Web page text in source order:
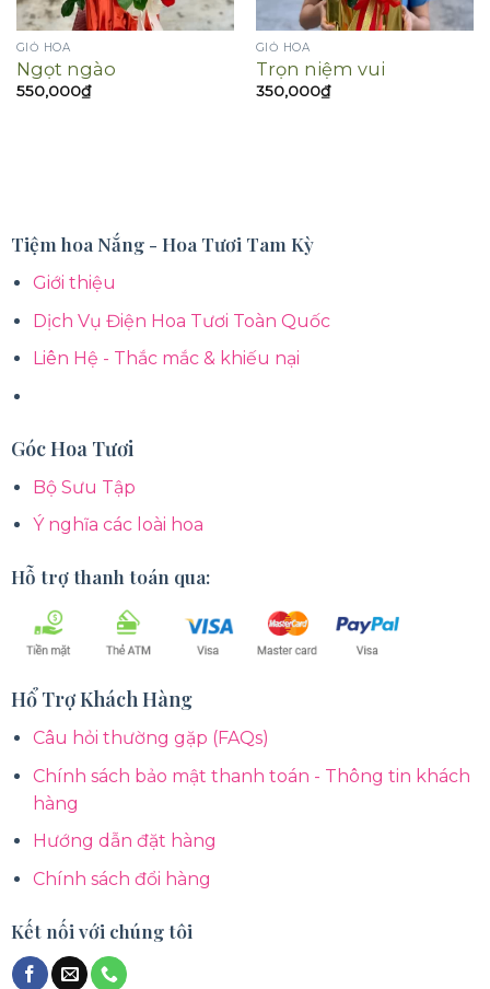
GIỎ HOA
Ngọt ngào
550,000₫
GIỎ HOA
Trọn niệm vui
350,000₫
Tiệm hoa Nắng - Hoa Tươi Tam Kỳ
Giới thiệu
Dịch Vụ Điện Hoa Tươi Toàn Quốc
Liên Hệ - Thắc mắc & khiếu nại
Góc Hoa Tươi
Bộ Sưu Tập
Ý nghĩa các loài hoa
Hỗ trợ thanh toán qua:
Hổ Trợ Khách Hàng
Câu hỏi thường gặp (FAQs)
Chính sách bảo mật thanh toán - Thông tin khách
hàng
Hướng dẫn đặt hàng
Chính sách đổi hàng
Kết nối với chúng tôi